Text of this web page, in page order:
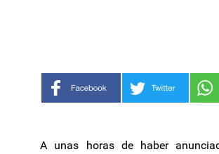
A unas horas de haber